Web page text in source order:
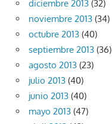
diciembre 2013 (32)
noviembre 2013 (34)
octubre 2013 (40)
septiembre 2013 (36)
agosto 2013 (23)
julio 2013 (40)
junio 2013 (40)
mayo 2013 (47)